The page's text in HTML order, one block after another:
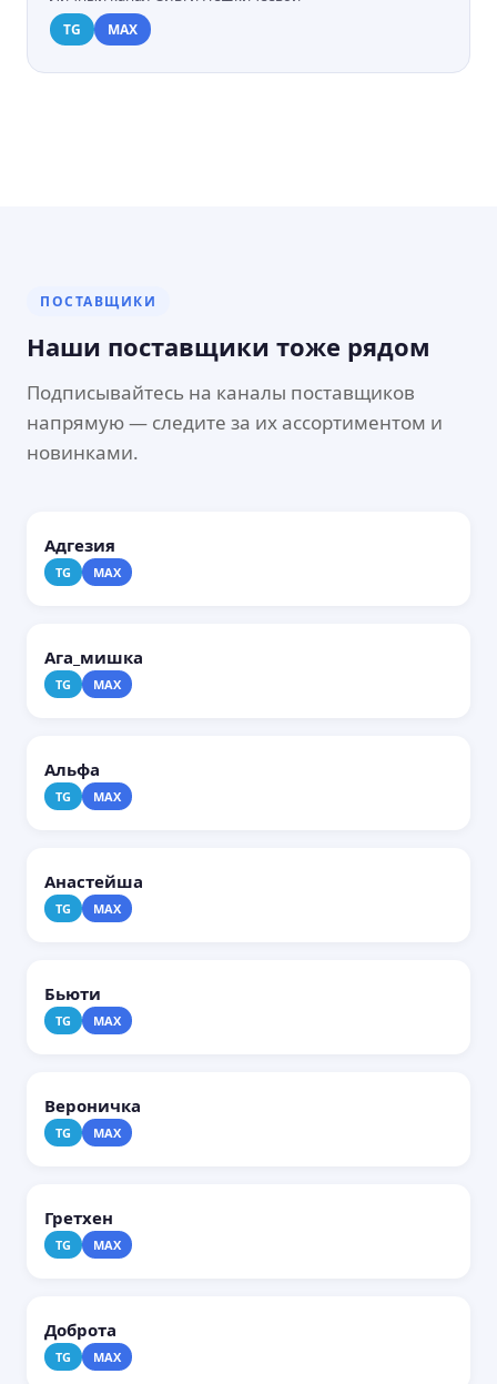
TG MAX
ПОСТАВЩИКИ
Наши поставщики тоже рядом
Подписывайтесь на каналы поставщиков
напрямую — следите за их ассортиментом и
новинками.
Адгезия
TG MAX
Ага_мишка
TG MAX
Альфа
TG MAX
Анастейша
TG MAX
Бьюти
TG MAX
Вероничка
TG MAX
Гретхен
TG MAX
Доброта
TG MAX